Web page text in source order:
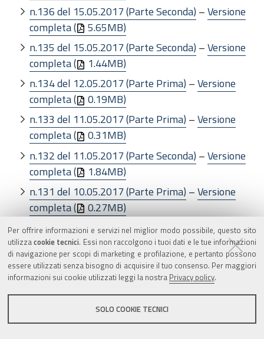
Per offrire informazioni e servizi nel miglior modo possibile, questo sito
utilizzacookie tecnici. Essi non raccolgono i tuoi dati e le tue informazioni
di navigazione per scopi di marketing e profilazione, e pertanto possono
essere utilizzati senza bisogno di acquisire il tuo consenso. Per maggiori
informazioni sui cookie utilizzati leggi la nostra Privacy policy.
SOLO COOKIE TECNICI
n.136 del 15.05.2017 (Parte Seconda) –Versione
completa (
5.65MB)
n.135 del 15.05.2017 (Parte Seconda) –Versione
completa (
1.44MB)
n.134 del 12.05.2017 (Parte Prima) –Versione
completa (
0.19MB)
n.133 del 11.05.2017 (Parte Prima) –Versione
completa (
0.31MB)
n.132 del 11.05.2017 (Parte Seconda) –Versione
completa (
1.84MB)
n.131 del 10.05.2017 (Parte Prima)–Versione
completa ( 0.27MB)
n.130 del 10.05.2017 periodico (Parte Terza)–
Versione completa ( 1.32MB)
n.129 del 09.05.2017 (Parte Seconda)–Versione
completa ( 2.31MB)
n.128 del 09.05.2017 (Parte Seconda)–Versione
0.36MB)